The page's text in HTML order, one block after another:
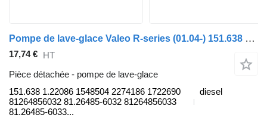
Pompe de lave-glace Valeo R-series (01.04-) 151.638 1.22086 pour tracteur routier Scania P,G,R,T-series (2004-2017)
17,74 € HT
Pièce détachée - pompe de lave-glace
151.638 1.22086 1548504 2274186 1722690
81264856032 81.26485-6032 81264856033
81.26485-6033...
diesel